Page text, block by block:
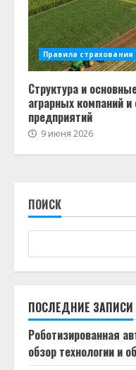
Правила страхования
Структура и
аграрных компаний
предприятий
9 июня 2026
ПОИСК
ПОСЛЕДНИЕ ЗАПИСИ
Роботизированная
обзор технологии и